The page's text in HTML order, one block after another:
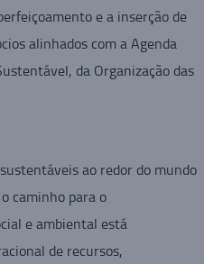
e a inserção de
alinhados com a Agenda
da Organização das
ao redor do mundo
caminho para o
e ambiental está
de recursos,